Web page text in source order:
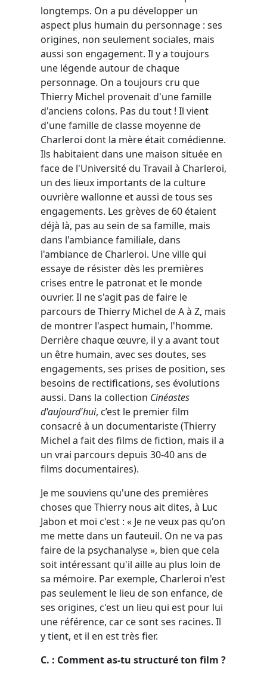
longtemps. On a pu développer un
aspect plus humain du personnage : ses
origines, non seulement sociales, mais
aussi son engagement. Il y a toujours
une légende autour de chaque
personnage. On a toujours cru que
Thierry Michel provenait d'une famille
d'anciens colons. Pas du tout ! Il vient
d'une famille de classe moyenne de
Charleroi dont la mère était comédienne.
Ils habitaient dans une maison située en
face de l'Université du Travail à Charleroi,
un des lieux importants de la culture
ouvrière wallonne et aussi de tous ses
engagements. Les grèves de 60 étaient
déjà là, pas au sein de sa famille, mais
dans l'ambiance familiale, dans
l'ambiance de Charleroi. Une ville qui
essaye de résister dès les premières
crises entre le patronat et le monde
ouvrier. Il ne s'agit pas de faire le
parcours de Thierry Michel de A à Z, mais
de montrer l'aspect humain, l'homme.
Derrière chaque œuvre, il y a avant tout
un être humain, avec ses doutes, ses
engagements, ses prises de position, ses
besoins de rectifications, ses évolutions
aussi. Dans la collection Cinéastes
d'aujourd'hui, c’est le premier film
consacré à un documentariste (Thierry
Michel a fait des films de fiction, mais il a
un vrai parcours depuis 30-40 ans de
films documentaires).
Je me souviens qu'une des premières
choses que Thierry nous ait dites, à Luc
Jabon et moi c'est : « Je ne veux pas qu'on
me mette dans un fauteuil. On ne va pas
faire de la psychanalyse », bien que cela
soit intéressant qu'il aille au plus loin de
sa mémoire. Par exemple, Charleroi n'est
pas seulement le lieu de son enfance, de
ses origines, c'est un lieu qui est pour lui
une référence, car ce sont ses racines. Il
y tient, et il en est très fier.
C. : Comment as-tu structuré ton film ?